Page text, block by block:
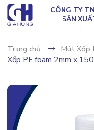
CÔNG TY
SẢN
Trang chủ
Mút Xốp
Xốp PE foam 2mm x